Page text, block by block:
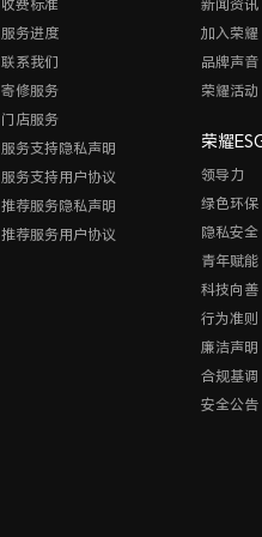
收费标准
服务进度
联系我们
寄修服务
门店服务
服务支持隐私声明
服务支持用户协议
推荐服务隐私声明
推荐服务用户协议
新闻资讯
加入荣耀
品牌声音
荣耀活动
荣耀
领导力
绿色环保
隐私安全
青年赋能
科技向善
行为准则
廉洁声明
合规基调
安全公告